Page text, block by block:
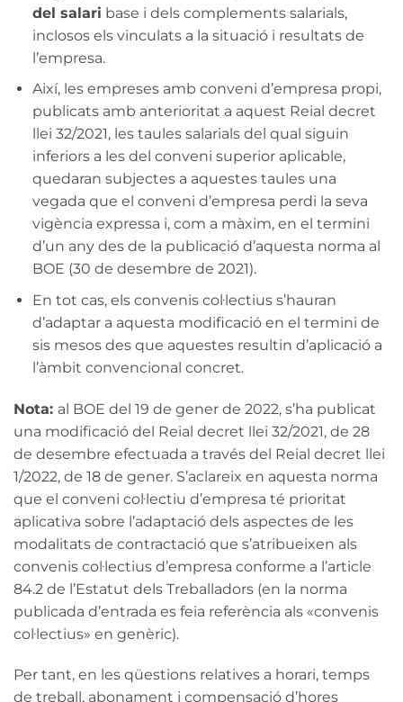
del salari base i dels complements salarials,
inclosos els vinculats a la situació i resultats de
l’empresa.
Així, les empreses amb conveni d’empresa propi,
publicats amb anterioritat a aquest Reial decret
llei 32/2021, les taules salarials del qual siguin
inferiors a les del conveni superior aplicable,
quedaran subjectes a aquestes taules una
vegada que el conveni d’empresa perdi la seva
vigència expressa i, com a màxim, en el termini
d’un any des de la publicació d’aquesta norma al
BOE (30 de desembre de 2021).
En tot cas, els convenis col·lectius s’hauran
d’adaptar a aquesta modificació en el termini de
sis mesos des que aquestes resultin d’aplicació a
l’àmbit convencional concret.
Nota: al BOE del 19 de gener de 2022, s’ha publicat
una modificació del Reial decret llei 32/2021, de 28
de desembre efectuada a través del Reial decret llei
1/2022, de 18 de gener. S’aclareix en aquesta norma
que el conveni col·lectiu d’empresa té prioritat
aplicativa sobre l’adaptació dels aspectes de les
modalitats de contractació que s’atribueixen als
convenis col·lectius d’empresa conforme a l’article
84.2 de l’Estatut dels Treballadors (en la norma
publicada d’entrada es feia referència als «convenis
col·lectius» en genèric).
Per tant, en les qüestions relatives a horari, temps
de treball, abonament i compensació d’hores